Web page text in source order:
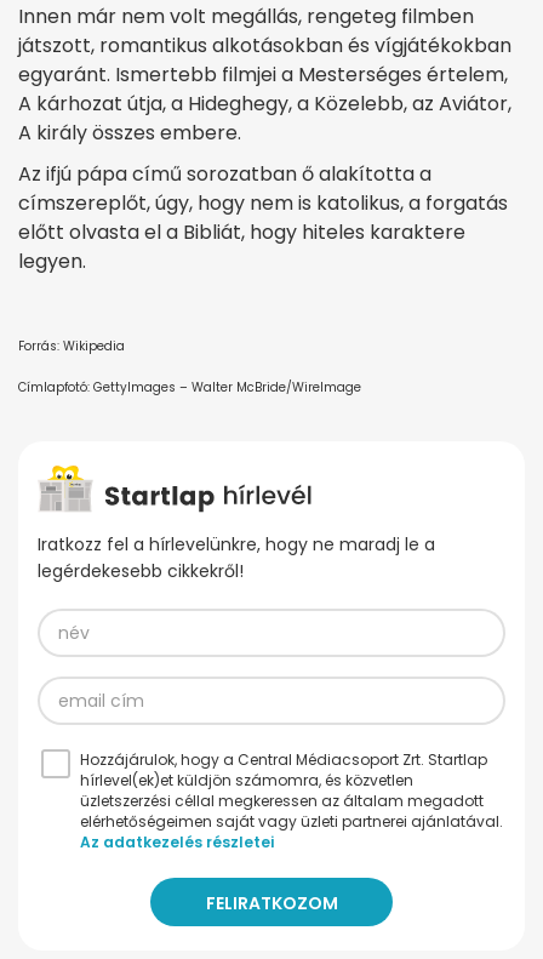
Innen már nem volt megállás, rengeteg filmben
játszott, romantikus alkotásokban és vígjátékokban
egyaránt. Ismertebb filmjei a Mesterséges értelem,
A kárhozat útja, a Hideghegy, a Közelebb, az Aviátor,
A király összes embere.
Az ifjú pápa című sorozatban ő alakította a
címszereplőt, úgy, hogy nem is katolikus, a forgatás
előtt olvasta el a Bibliát, hogy hiteles karaktere
legyen.
Forrás: Wikipedia
Címlapfotó: GettyImages – Walter McBride/WireImage
Iratkozz fel a hírlevelünkre, hogy ne maradj le a
legérdekesebb cikkekről!
Hozzájárulok, hogy a Central Médiacsoport Zrt. Startlap
hírlevel(ek)et küldjön számomra, és közvetlen
üzletszerzési céllal megkeressen az általam megadott
elérhetőségeimen saját vagy üzleti partnerei ajánlatával.
Az adatkezelés részletei